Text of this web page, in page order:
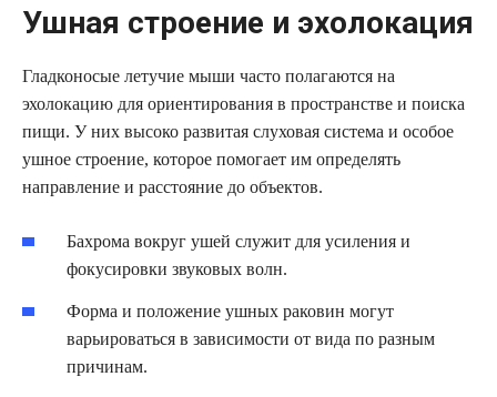
Ушная строение и эхолокация
Гладконосые летучие мыши часто полагаются на
эхолокацию для ориентирования в пространстве и поиска
пищи. У них высоко развитая слуховая система и особое
ушное строение, которое помогает им определять
направление и расстояние до объектов.
Бахрома вокруг ушей служит для усиления и
фокусировки звуковых волн.
Форма и положение ушных раковин могут
варьироваться в зависимости от вида по разным
причинам.